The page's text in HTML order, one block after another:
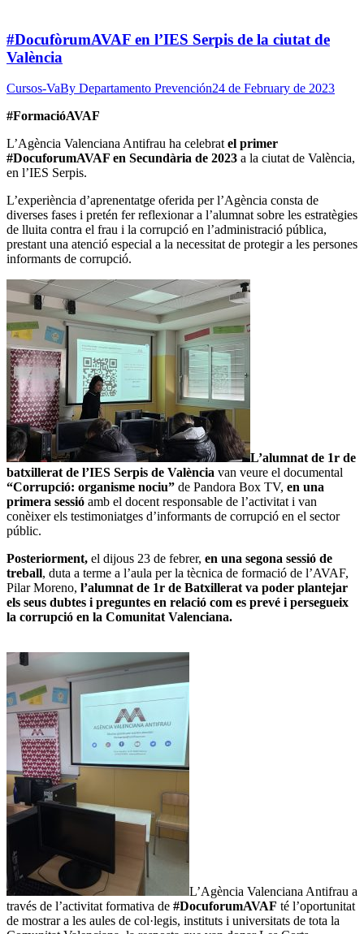
#DocufòrumAVAF en l’IES Serpis de la ciutat de
València
Cursos-VaBy Departamento Prevención24 de February de 2023
#FormacióAVAF
L’Agència Valenciana Antifrau ha celebrat el primer
#DocuforumAVAF en Secundària de 2023 a la ciutat de València,
en l’IES Serpis.
L’experiència d’aprenentatge oferida per l’Agència consta de
diverses fases i pretén fer reflexionar a l’alumnat sobre les estratègies
de lluita contra el frau i la corrupció en l’administració pública,
prestant una atenció especial a la necessitat de protegir a les persones
informants de corrupció.
L’alumnat de 1r de
batxillerat de l’IES Serpis de València van veure el documental
“Corrupció: organisme nociu” de Pandora Box TV, en una
primera sessió amb el docent responsable de l’activitat i van
conèixer els testimoniatges d’informants de corrupció en el sector
públic.
Posteriorment, el dijous 23 de febrer, en una segona sessió de
treball, duta a terme a l’aula per la tècnica de formació de l’AVAF,
Pilar Moreno, l’alumnat de 1r de Batxillerat va poder plantejar
els seus dubtes i preguntes en relació com es prevé i persegueix
la corrupció en la Comunitat Valenciana.
L’Agència Valenciana Antifrau a
través de l’activitat formativa de #DocuforumAVAF té l’oportunitat
de mostrar a les aules de col·legis, instituts i universitats de tota la